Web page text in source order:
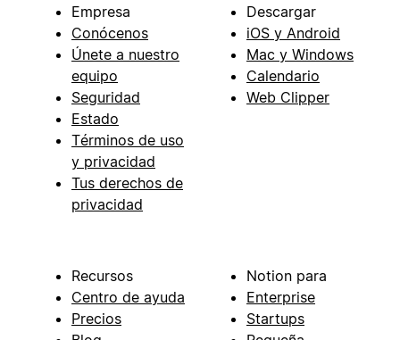
Empresa
Conócenos
Únete a nuestro
equipo
Seguridad
Estado
Términos de uso
y privacidad
Tus derechos de
privacidad
Descargar
iOS y Android
Mac y Windows
Calendario
Web Clipper
Recursos
Centro de ayuda
Precios
Notion para
Enterprise
Startups